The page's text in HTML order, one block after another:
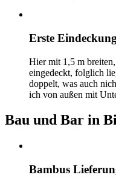
Erste Eindeckung
Hier mit 1,5 m
eingedeckt, folglich
doppelt, was auch
ich von außen mit
Bau und Bar in
Bambus